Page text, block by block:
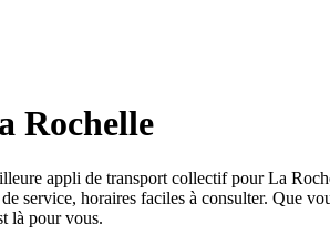
Rochelle
appli de transport collectif pour La
service, horaires faciles à consulter. Que
là pour vous.